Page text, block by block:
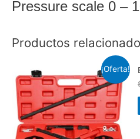
Pressure scale 0 –
Productos
¡Oferta!